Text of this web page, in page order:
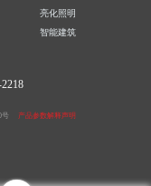
亮化照明
智能建筑
号 产品参数解释声明